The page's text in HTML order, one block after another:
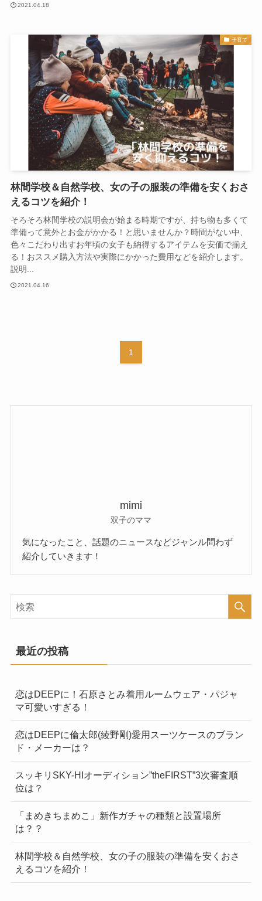
2021.04.18
子育て
林間学校＆自然学校、女の子の服装の準備を安くおさ
えるコツを紹介！
そろそろ林間学校の説明会が始まる時期ですが、持ち物も多くて
準備って意外とお金がかかる！と思いませんか？時間がない中、
色々こだわり出すお年頃の女子も納得するアイテムを安価で揃え
る！おススメ購入方法や実際にかかった費用などを紹介します。
説明...
2021.04.16
1
mimi
双子のママ
気になったこと、話題のニュースなどジャンル問わず
紹介していきます！
最近の投稿
恋はDEEPに！石原さとみ着用ルームウェア・パジャ
マ可愛いすぎる！
恋はDEEPに倫太郎(綾野剛)愛用スーツケースのブラン
ド・メーカーは？
スッキリSKY-HIオーディション”theFIRST”3次審査順
位は？
「まめきちまめこ」新作ガチャの種類と設置場所
は？？
林間学校＆自然学校、女の子の服装の準備を安くおさ
えるコツを紹介！